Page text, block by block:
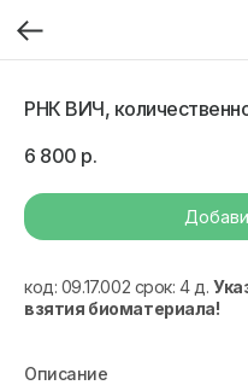
РНК ВИЧ,
6 800 р.
код: 09.17.002 срок: 4 д.
взятия биоматериала!
Описание